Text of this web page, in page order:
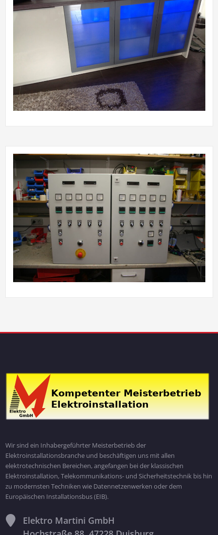
Wir sind ein Inhabergeführter Meisterbetrieb der
Elektroinstallationsbranche und beschäftigen uns mit allen
elektrotechnischen Bereichen, angefangen bei der klassischen
Elektroinstallation, Telekommunikations- und Sicherheitstechnik bis hin
zu modernsten Techniken wie Datennetzenwerken oder dem
Europäischen Installationsbus (EIB).
Elektro Martini GmbH